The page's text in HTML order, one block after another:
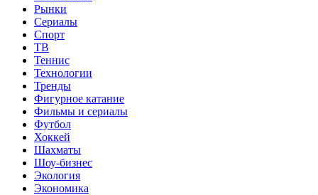
Рынки
Сериалы
Спорт
ТВ
Теннис
Технологии
Тренды
Фигурное катание
Фильмы и сериалы
Футбол
Хоккей
Шахматы
Шоу-бизнес
Экология
Экономика